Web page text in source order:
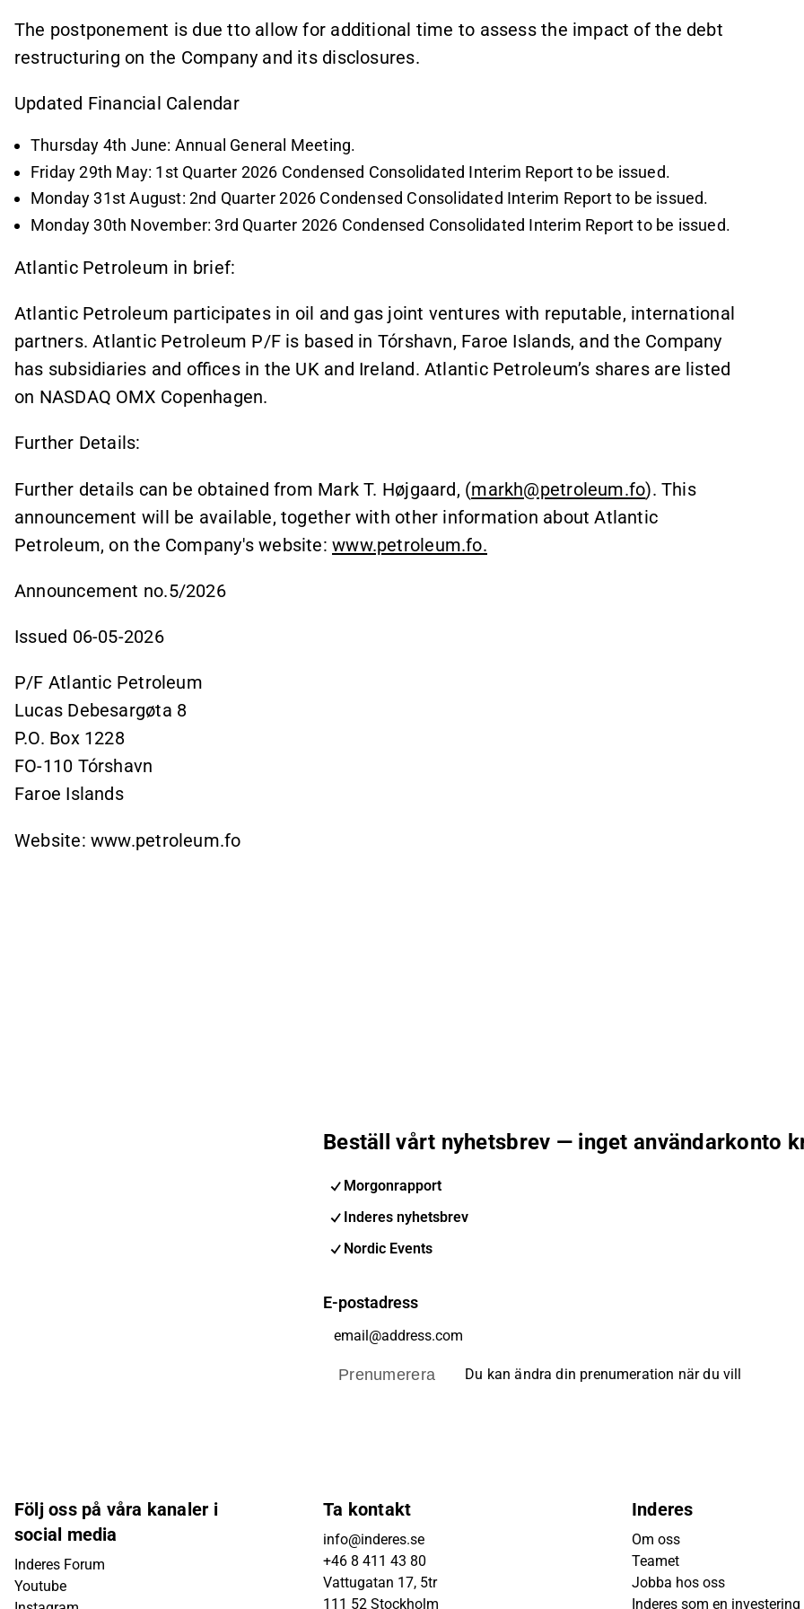
The postponement is due tto allow for additional time to assess the impact of the debt
restructuring on the Company and its disclosures.
Updated Financial Calendar
Thursday 4th June: Annual General Meeting.
Friday 29th May: 1st Quarter 2026 Condensed Consolidated Interim Report to be issued.
Monday 31st August: 2nd Quarter 2026 Condensed Consolidated Interim Report to be issued.
Monday 30th November: 3rd Quarter 2026 Condensed Consolidated Interim Report to be issued.
Atlantic Petroleum in brief:
Atlantic Petroleum participates in oil and gas joint ventures with reputable, international
partners. Atlantic Petroleum P/F is based in Tórshavn, Faroe Islands, and the Company
has subsidiaries and offices in the UK and Ireland. Atlantic Petroleum’s shares are listed
on NASDAQ OMX Copenhagen.
Further Details:
Further details can be obtained from Mark T. Højgaard, (markh@petroleum.fo). This
announcement will be available, together with other information about Atlantic
Petroleum, on the Company's website:www.petroleum.fo.
Announcement no.5/2026
Issued 06-05-2026
P/F Atlantic Petroleum
Lucas Debesargøta 8
P.O. Box 1228
FO-110 Tórshavn
Faroe Islands
Website: www.petroleum.fo
Beställ vårt nyhetsbrev — inget användarkonto
Morgonrapport
Inderes nyhetsbrev
Nordic Events
E-postadress
Prenumerera Du kan ändra din prenumeration när du vill
Följ oss på våra kanaler i
social media
Inderes Forum
Youtube
Ta kontakt
info@inderes.se
+46 8 411 43 80
Vattugatan 17, 5tr
111 52 Stockholm
Inderes
Om oss
Teamet
Jobba hos oss
Inderes som en investering